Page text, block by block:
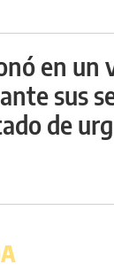
en un
sus
de